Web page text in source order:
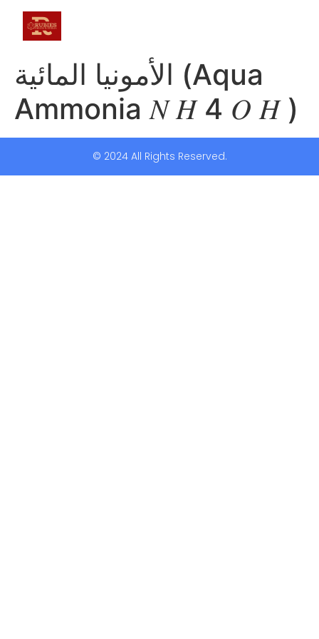
الأمونيا المائية (Aqua
Ammonia 𝑁 𝐻 4 𝑂 𝐻 )
© 2024 All Rights Reserved.